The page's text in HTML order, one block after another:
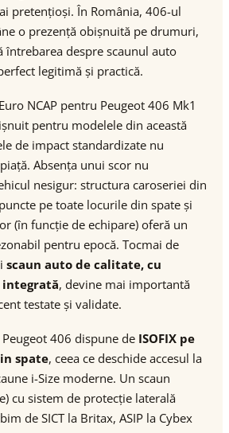
pretențioși. În România, 406-ul
o prezență obișnuită pe drumuri,
întrebarea despre scaunul auto
legitimă și practică.
NCAP pentru Peugeot 406 Mk1
pentru modelele din această
de impact standardizate nu
Absența unui scor nu
nesigur: structura caroseriei din
pe toate locurile din spate și
(în funcție de echipare) oferă un
pentru epocă. Tocmai de
scaun auto de calitate, cu
, devine mai importantă
testate și validate.
406 dispune de ISOFIX pe
spate, ceea ce deschide accesul la
i-Size moderne. Un scaun
cu sistem de protecție laterală
de SICT la Britax, ASIP la Cybex